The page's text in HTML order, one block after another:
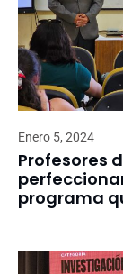
Enero 5, 2024
Profesores
programa